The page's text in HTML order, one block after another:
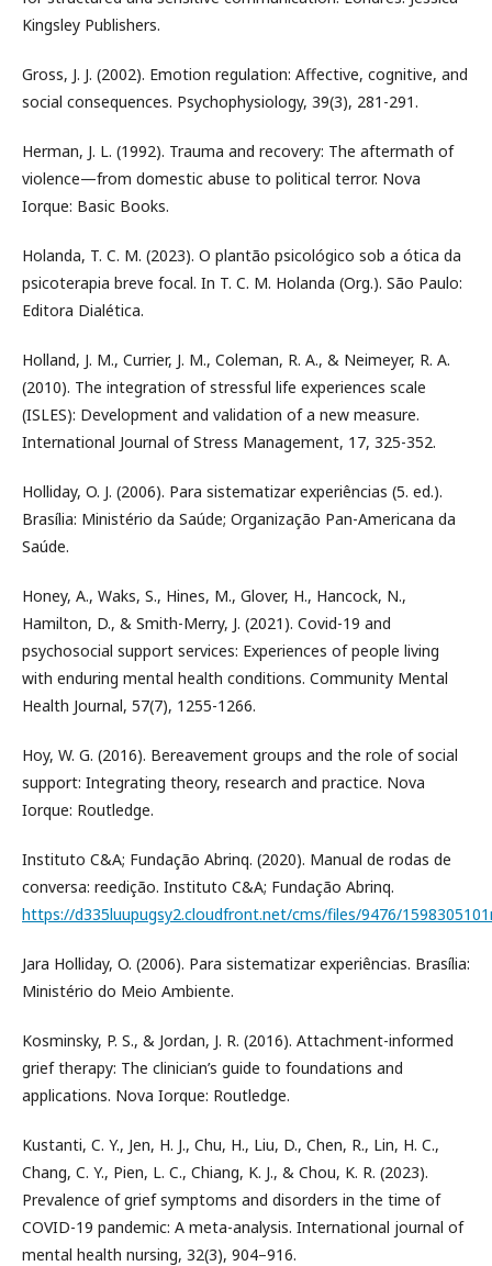
Kingsley Publishers.
Gross, J. J. (2002). Emotion regulation: Affective, cognitive, and
social consequences. Psychophysiology, 39(3), 281-291.
Herman, J. L. (1992). Trauma and recovery: The aftermath of
violence—from domestic abuse to political terror. Nova
Iorque: Basic Books.
Holanda, T. C. M. (2023). O plantão psicológico sob a ótica da
psicoterapia breve focal. In T. C. M. Holanda (Org.). São Paulo:
Editora Dialética.
Holland, J. M., Currier, J. M., Coleman, R. A., & Neimeyer, R. A.
(2010). The integration of stressful life experiences scale
(ISLES): Development and validation of a new measure.
International Journal of Stress Management, 17, 325-352.
Holliday, O. J. (2006). Para sistematizar experiências (5. ed.).
Brasília: Ministério da Saúde; Organização Pan-Americana da
Saúde.
Honey, A., Waks, S., Hines, M., Glover, H., Hancock, N.,
Hamilton, D., & Smith-Merry, J. (2021). Covid-19 and
psychosocial support services: Experiences of people living
with enduring mental health conditions. Community Mental
Health Journal, 57(7), 1255-1266.
Hoy, W. G. (2016). Bereavement groups and the role of social
support: Integrating theory, research and practice. Nova
Iorque: Routledge.
Instituto C&A; Fundação Abrinq. (2020). Manual de rodas de
conversa: reedição. Instituto C&A; Fundação Abrinq.
https://d335luupugsy2.cloudfront.net/cms/files/9476/
Jara Holliday, O. (2006). Para sistematizar experiências. Brasília:
Ministério do Meio Ambiente.
Kosminsky, P. S., & Jordan, J. R. (2016). Attachment-informed
grief therapy: The clinician’s guide to foundations and
applications. Nova Iorque: Routledge.
Kustanti, C. Y., Jen, H. J., Chu, H., Liu, D., Chen, R., Lin, H. C.,
Chang, C. Y., Pien, L. C., Chiang, K. J., & Chou, K. R. (2023).
Prevalence of grief symptoms and disorders in the time of
COVID-19 pandemic: A meta-analysis. International journal of
mental health nursing, 32(3), 904–916.